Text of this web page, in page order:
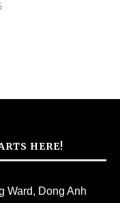
HERE!
Ward, Dong Anh